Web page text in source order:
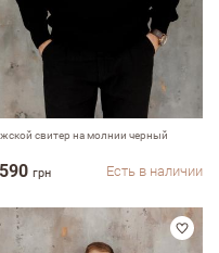
свитер на молнии черный
грн Есть в наличии